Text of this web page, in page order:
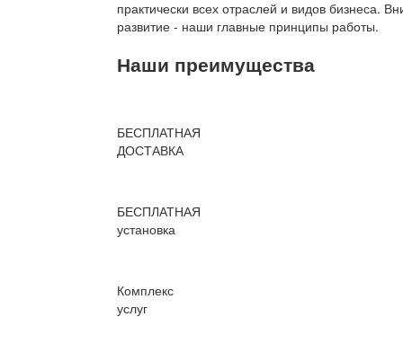
практически всех отраслей и видов бизнеса.
развитие - наши главные принципы работы.
Наши преимущества
БЕСПЛАТНАЯ
ДОСТАВКА
БЕСПЛАТНАЯ
установка
Комплекс
услуг